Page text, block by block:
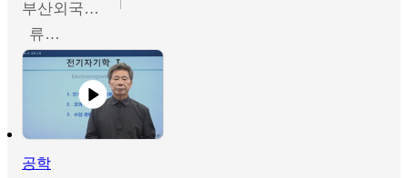
부산외국어대학교
류영철
공학